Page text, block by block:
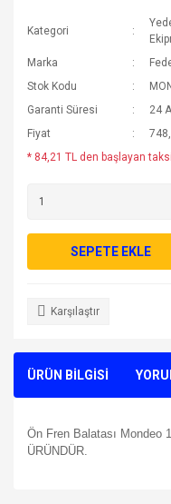
Kategori
Marka
Stok Kodu
Garanti Süresi
24
Fiyat
* 84,21 TL den başlayan
SEPETE EKLE
Karşılaştır
ÜRÜN BİLGİSİ
Ön Fren Balatası Mondeo
ÜRÜNDÜR.